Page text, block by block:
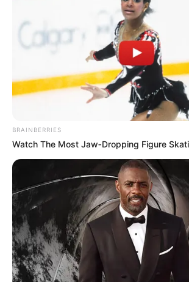
ESMAD
Galán
drásticas
el paro
ESMAD
Protestas
en calle 45
UNDMO
Revelan
disparos
Nacional
BRAINBERRIES
Watch The Most Jaw‑Dropping Figure